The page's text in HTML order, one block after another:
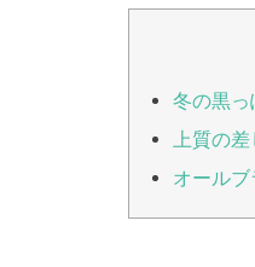
冬の黒
上質の差
オール